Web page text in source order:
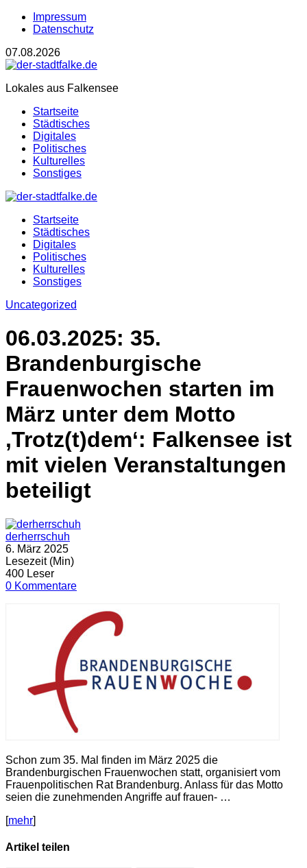
Impressum
Datenschutz
07.08.2026
Lokales aus Falkensee
Startseite
Städtisches
Digitales
Politisches
Kulturelles
Sonstiges
Startseite
Städtisches
Digitales
Politisches
Kulturelles
Sonstiges
Uncategorized
06.03.2025: 35.
Brandenburgische
Frauenwochen starten im
März unter dem Motto
‚Trotz(t)dem‘: Falkensee ist
mit vielen Veranstaltungen
beteiligt
derherrschuh
6. März 2025
Lesezeit (Min)
400 Leser
0 Kommentare
Schon zum 35. Mal finden im März 2025 die
Brandenburgischen Frauenwochen statt, organisiert vom
Frauenpolitischen Rat Brandenburg. Anlass für das Motto
seien die zunehmenden Angriffe auf frauen- …
[mehr]
Artikel teilen